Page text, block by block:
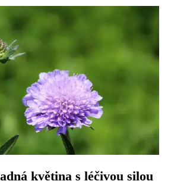
květina s léčivou silou